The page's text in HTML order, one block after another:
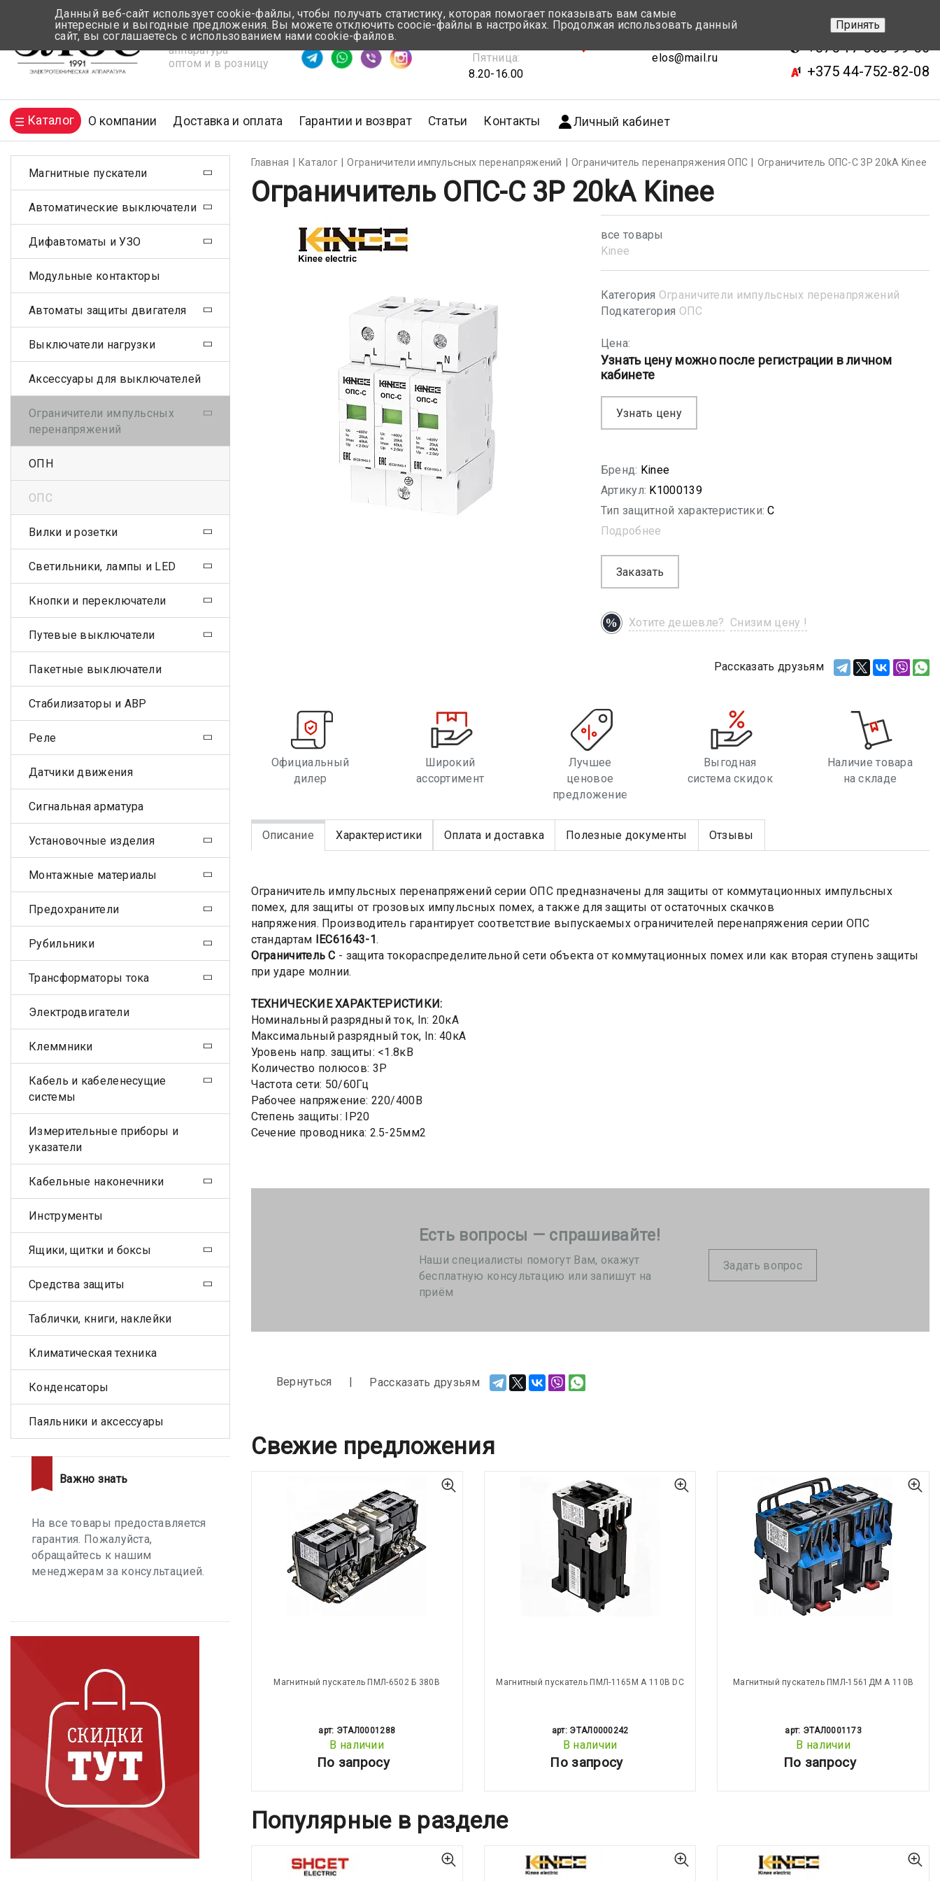
Электротехническая
аппаратура
оптом и в розницу
Время ответа ≈ 5 мин
Понедельник-Четверг:
Пятница:
8.20-16.00
elos@mail.ru
+375 17-343-46-70
+375 17-350-99-56
+375 44-752-82-08
Каталог О компании Доставка и оплата Гарантии и возврат Статьи Контакты Личный кабинет
Главная Каталог Ограничители импульсных перенапряжений Ограничитель перенапряжения ОПС Ограничитель ОПС-С 3P 20kA Kinee
Ограничитель ОПС-С 3P 20kA Kinee
все товары
Kinee
Категория Ограничители импульсных перенапряжений
Подкатегория ОПС
Цена:
Узнать цену можно после регистрации в личном
кабинете
Узнать цену
Бренд: Kinee
Артикул: K1000139
Тип защитной характеристики: C
Подробнее
Заказать
Хотите дешевле? Снизим цену !
Рассказать друзьям
Официальный
дилер
Широкий
ассортимент
Лучшее
ценовое
предложение
Выгодная
система скидок
Наличие товара
на складе
Описание Характеристики Оплата и доставка Полезные документы Отзывы
Ограничитель импульсных перенапряжений серии ОПС предназначены для защиты от коммутационных импульсных
помех, для защиты от грозовых импульсных помех, а также для защиты от остаточных скачков
напряжения. Производитель гарантирует соответствие выпускаемых ограничителей перенапряжения серии ОПС
стандартам IEC61643-1.
Ограничитель С - защита токораспределительной сети объекта от коммутационных помех или как вторая ступень защиты
при ударе молнии.
ТЕХНИЧЕСКИЕ ХАРАКТЕРИСТИКИ:
Номинальный разрядный ток, In: 20кА
Максимальный разрядный ток, In: 40кА
Уровень напр. защиты: <1.8кВ
Количество полюсов: 3Р
Частота сети: 50/60Гц
Рабочее напряжение: 220/400В
Степень защиты: IP20
Сечение проводника: 2.5-25мм2
Есть вопросы — спрашивайте!
Наши специалисты помогут Вам, окажут
бесплатную консультацию или запишут на
приём
Задать вопрос
Вернуться Рассказать друзьям
Свежие предложения
Магнитный пускатель ПМЛ-6502 Б 380В
арт: ЭТАЛ0001288
В наличии
По запросу
Магнитный пускатель ПМЛ-1165М А 110В DC
арт: ЭТАЛ0000242
В наличии
По запросу
Магнитный пускатель ПМЛ-1561ДМ А 110В
арт: ЭТАЛ0001173
В наличии
По запросу
Популярные в разделе
Магнитные пускатели
Автоматические выключатели
Дифавтоматы и УЗО
Модульные контакторы
Автоматы защиты двигателя
Выключатели нагрузки
Аксессуары для выключателей
Ограничители импульсных
перенапряжений
ОПН
ОПС
Вилки и розетки
Светильники, лампы и LED
Кнопки и переключатели
Путевые выключатели
Пакетные выключатели
Стабилизаторы и АВР
Реле
Датчики движения
Сигнальная арматура
Установочные изделия
Монтажные материалы
Предохранители
Рубильники
Трансформаторы тока
Электродвигатели
Клеммники
Кабель и кабеленесущие
системы
Измерительные приборы и
указатели
Кабельные наконечники
Инструменты
Ящики, щитки и боксы
Средства защиты
Таблички, книги, наклейки
Климатическая техника
Конденсаторы
Паяльники и аксессуары
Важно знать
На все товары предоставляется
гарантия. Пожалуйста,
обращайтесь к нашим
менеджерам за консультацией.
Данный веб-сайт использует cookie-файлы, чтобы получать статистику, которая помогает показывать вам самые
интересные и выгодные предложения. Вы можете отключить coocie-файлы в настройках. Продолжая использовать данный
сайт, вы соглашаетесь с использованием нами cookie-файлов.
Принять